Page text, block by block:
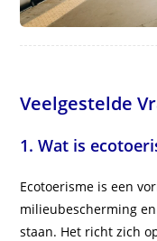
Veelgestelde
1. Wat is
Ecotoerisme is een
milieubescherming
staan. Het richt zich